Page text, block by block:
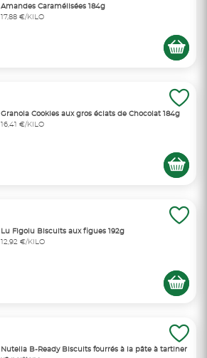
Amandes Caramélisées 184g
17,88 €/KILO
Granola Cookies aux gros éclats de Chocolat 184g
16,41 €/KILO
Lu Figolu Biscuits aux figues 192g
12,92 €/KILO
Nutella B-Ready Biscuits fourrés à la pâte à tartiner